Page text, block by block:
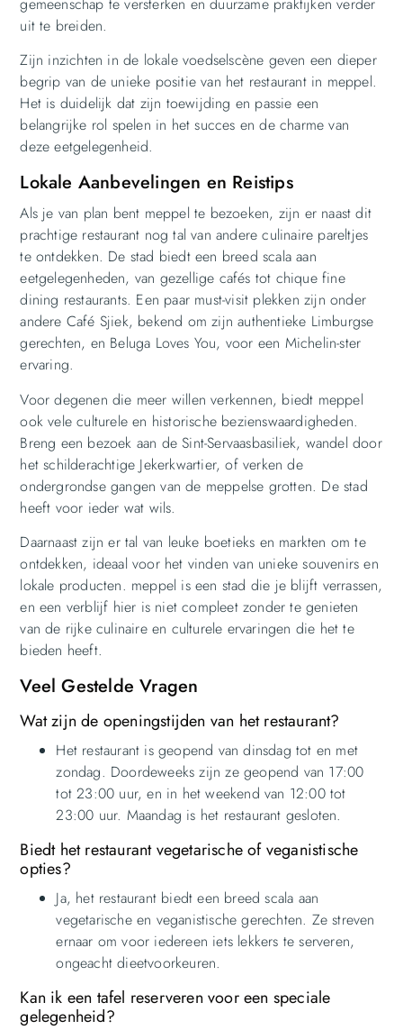
uit te breiden.
Zijn inzichten in de lokale voedselscène geven een dieper
begrip van de unieke positie van het restaurant in meppel.
Het is duidelijk dat zijn toewijding en passie een
belangrijke rol spelen in het succes en de charme van
deze eetgelegenheid.
Lokale Aanbevelingen en Reistips
Als je van plan bent meppel te bezoeken, zijn er naast dit
prachtige restaurant nog tal van andere culinaire pareltjes
te ontdekken. De stad biedt een breed scala aan
eetgelegenheden, van gezellige cafés tot chique fine
dining restaurants. Een paar must-visit plekken zijn onder
andere Café Sjiek, bekend om zijn authentieke Limburgse
gerechten, en Beluga Loves You, voor een Michelin-ster
ervaring.
Voor degenen die meer willen verkennen, biedt meppel
ook vele culturele en historische bezienswaardigheden.
Breng een bezoek aan de Sint-Servaasbasiliek, wandel door
het schilderachtige Jekerkwartier, of verken de
ondergrondse gangen van de meppelse grotten. De stad
heeft voor ieder wat wils.
Daarnaast zijn er tal van leuke boetieks en markten om te
ontdekken, ideaal voor het vinden van unieke souvenirs en
lokale producten. meppel is een stad die je blijft verrassen,
en een verblijf hier is niet compleet zonder te genieten
van de rijke culinaire en culturele ervaringen die het te
bieden heeft.
Veel Gestelde Vragen
Wat zijn de openingstijden van het restaurant?
Het restaurant is geopend van dinsdag tot en met
zondag. Doordeweeks zijn ze geopend van 17:00
tot 23:00 uur, en in het weekend van 12:00 tot
23:00 uur. Maandag is het restaurant gesloten.
Biedt het restaurant vegetarische of veganistische
opties?
Ja, het restaurant biedt een breed scala aan
vegetarische en veganistische gerechten. Ze streven
ernaar om voor iedereen iets lekkers te serveren,
ongeacht dieetvoorkeuren.
Kan ik een tafel reserveren voor een speciale
gelegenheid?